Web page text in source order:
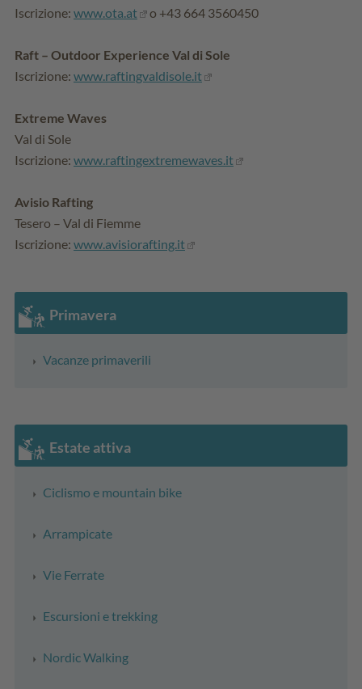
Iscrizione: www.ota.at o +43 664 3560450
Raft – Outdoor Experience Val di Sole
Iscrizione: www.raftingvaldisole.it
Extreme Waves
Val di Sole
Iscrizione: www.raftingextremewaves.it
Avisio Rafting
Tesero – Val di Fiemme
Iscrizione: www.avisiorafting.it
Primavera
Vacanze primaverili
Estate attiva
Ciclismo e mountain bike
Arrampicate
Vie Ferrate
Escursioni e trekking
Nordic Walking